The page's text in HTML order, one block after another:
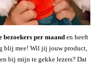
bezoekers per maanden heeft
blij mee! Wil jij jouw product,
bij mijn te gekke lezers? Dat